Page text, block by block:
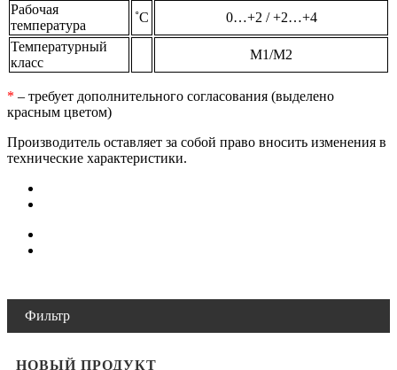
Рабочая
температура
˚С
0…+2 / +2…+4
Температурный
класс
М1/М2
* – требует дополнительного согласования (выделено
красным цветом)
Производитель оставляет за собой право вносить изменения в
технические характеристики.
Фильтр
НОВЫЙ ПРОДУКТ